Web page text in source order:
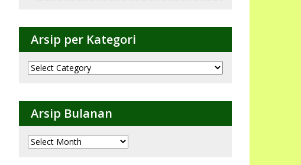
Arsip per Kategori
Arsip
per
Arsip Bulanan
Arsip
Bulanan